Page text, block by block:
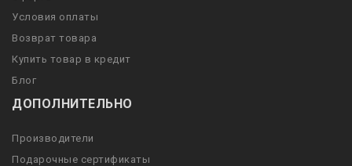
Условия оплаты
Возврат товара
Купить товар в кредит
Блог
ДОПОЛНИТЕЛЬНО
Производители
Подарочные сертификаты